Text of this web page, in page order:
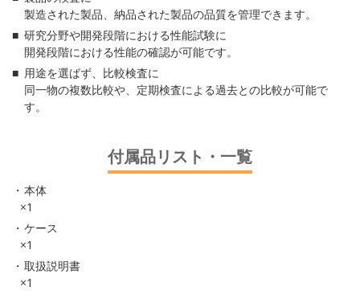
製造された製品、納品された製品の品質を管理できます。
研究分野や開発段階における性能試験に
開発段階における性能の確認が可能です。
用途を選ばず、比較検査に
同一物の複数比較や、定期検査による過去との比較が可能で
す。
付属品リスト・一覧
本体
×1
ケース
×1
取扱説明書
×1